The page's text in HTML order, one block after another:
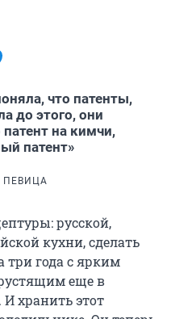
что патенты,
до этого, они
на кимчи,
патент»
ПЕВИЦА
русской,
кухни, сделать
года с ярким
еще в
И хранить этот